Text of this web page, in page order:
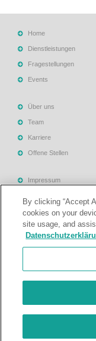
Home
Dienstleistungen
Fragestellungen
Events
Über uns
Team
Karriere
Offene Stellen
Impressum
Datenschutzerklärung
Rechtliche Hinweise
By clicking “Accept
cookies on your
site usage, and